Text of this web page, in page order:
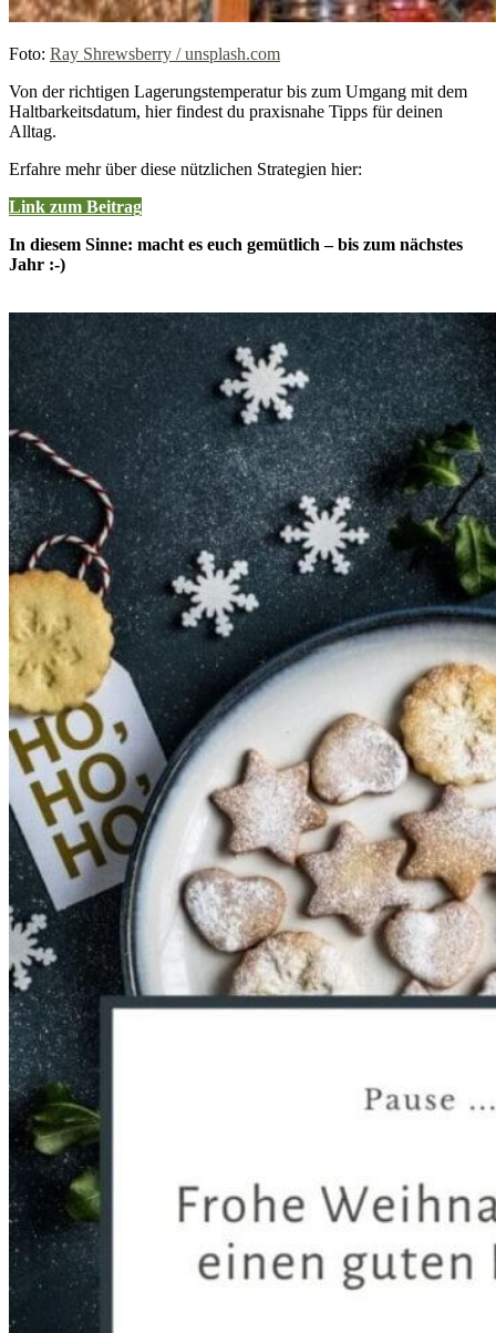
Foto: Ray Shrewsberry / unsplash.com
Von der richtigen Lagerungstemperatur bis zum Umgang mit dem
Haltbarkeitsdatum, hier findest du praxisnahe Tipps für deinen
Alltag.
Erfahre mehr über diese nützlichen Strategien hier:
Link zum Beitrag
In diesem Sinne: macht es euch gemütlich – bis zum nächstes
Jahr :-)